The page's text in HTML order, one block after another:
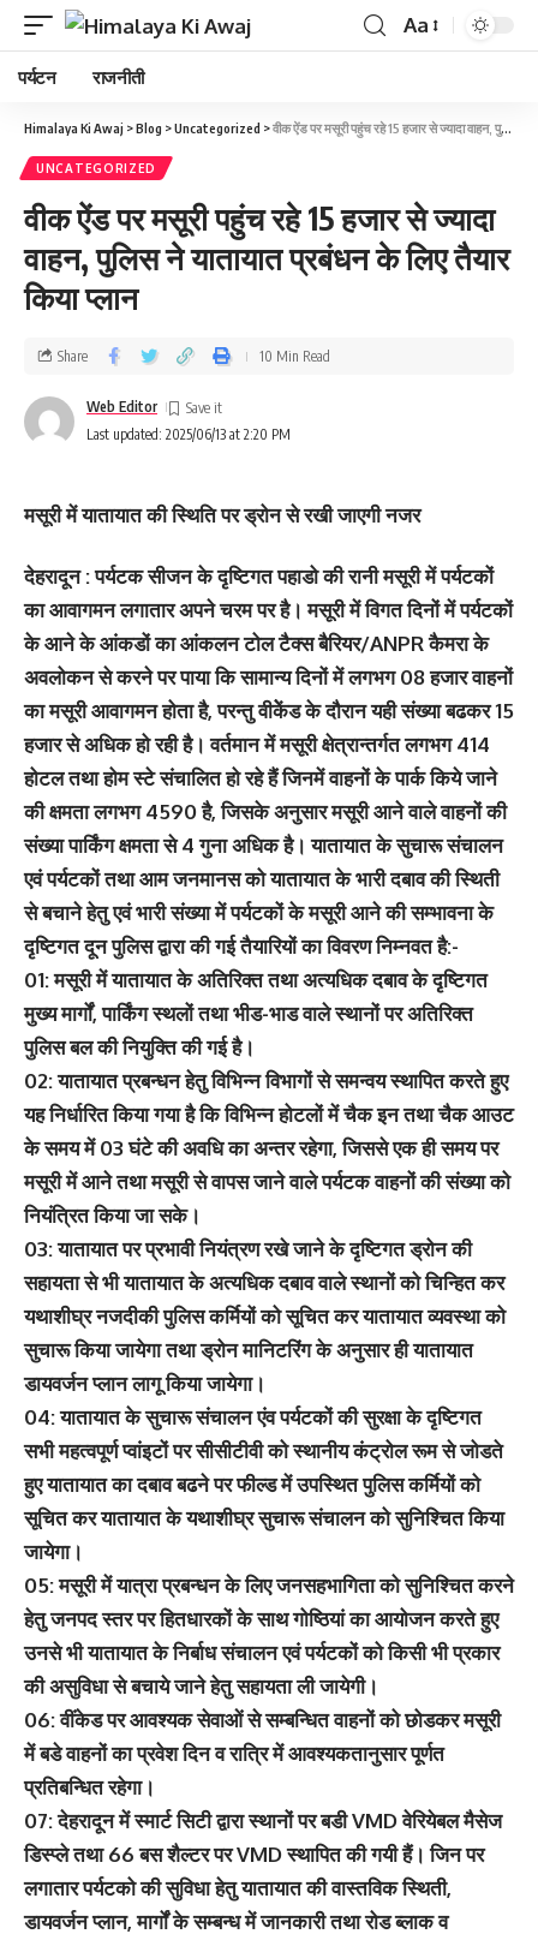
Aa
पर्यटन राजनीती
Himalaya Ki Awaj >Blog >Uncategorized >वीक ऐंड पर मसूरी प‍हुंच रहे 15 हजार से ज्‍यादा वाहन, पुलिस ने यातायात प्रबंधन के लिए तैयार किया प्‍लान
UNCATEGORIZED
वीक ऐंड पर मसूरी प‍हुंच रहे 15 हजार से ज्‍यादा
वाहन, पुलिस ने यातायात प्रबंधन के लिए तैयार
किया प्‍लान
Last updated: 2025/06/13 at 2:20 PM
Web Editor
Share 10 Min Read
मसूरी में यातायात की स्थिति पर ड्रोन से रखी जाएगी नजर
देहरादून : पर्यटक सीजन के दृष्टिगत पहाडो की रानी मसूरी में पर्यटकों
का आवागमन लगातार अपने चरम पर है। मसूरी में विगत दिनों में पर्यटकों
के आने के आंकडों का आंकलन टोल टैक्स बैरियर/ANPR कैमरा के
अवलोकन से करने पर पाया कि सामान्य दिनों में लगभग 08 हजार वाहनों
का मसूरी आवागमन होता है, परन्तु वीकेेंड के दौरान यही संख्या बढकर 15
हजार से अधिक हो रही है। वर्तमान में मसूरी क्षेत्रान्तर्गत लगभग 414
होटल तथा होम स्टे संचालित हो रहे हैं जिनमें वाहनों के पार्क किये जाने
की क्षमता लगभग 4590 है, जिसके अनुसार मसूरी आने वाले वाहनों की
संख्या पार्किंग क्षमता से 4 गुना अधिक है। यातायात के सुचारू संचालन
एवं पर्यटकों तथा आम जनमानस को यातायात के भारी दबाव की स्थिती
से बचाने हेतु एवं भारी संख्या में पर्यटकों के मसूरी आने की सम्भावना के
दृष्टिगत दून पुलिस द्वारा की गई तैयारियों का विवरण निम्नवत है:-
01: मसूरी में यातायात के अतिरिक्त तथा अत्यधिक दबाव के दृष्टिगत
मुख्य मार्गों, पार्किंग स्थलों तथा भीड-भाड वाले स्थानों पर अतिरिक्त
पुलिस बल की नियुक्ति की गई है।
02: यातायात प्रबन्धन हेतु विभिन्न विभागों से समन्वय स्थापित करते हुए
यह निर्धारित किया गया है कि विभिन्न होटलों में चैक इन तथा चैक आउट
के समय में 03 घंटे की अवधि का अन्तर रहेगा, जिससे एक ही समय पर
मसूरी में आने तथा मसूरी से वापस जाने वाले पर्यटक वाहनों की संख्या को
नियंत्रित किया जा सके।
03: यातायात पर प्रभावी नियंत्रण रखे जाने के दृष्टिगत ड्रोन की
सहायता से भी यातायात के अत्यधिक दबाव वाले स्थानों को चिन्हित कर
यथाशीघ्र नजदीकी पुलिस कर्मियों को सूचित कर यातायात व्यवस्था को
सुचारू किया जायेगा तथा ड्रोन मानिटरिंग के अनुसार ही यातायात
डायवर्जन प्लान लागू किया जायेगा।
04: यातायात के सुचारू संचालन एंव पर्यटकों की सुरक्षा के दृष्टिगत
सभी महत्वपूर्ण प्वांइटों पर सीसीटीवी को स्थानीय कंट्रोल रूम से जोडते
हुए यातायात का दबाव बढने पर फील्ड में उपस्थित पुलिस कर्मियों को
सूचित कर यातायात के यथाशीघ्र सुचारू संचालन को सुनिश्चित किया
जायेगा।
05: मसूरी में यात्रा प्रबन्धन के लिए जनसहभागिता को सुनिश्चित करने
हेतु जनपद स्तर पर हितधारकों के साथ गोष्ठियां का आयोजन करते हुए
उनसे भी यातायात के निर्बाध संचालन एवं पर्यटकों को किसी भी प्रकार
की असुविधा से बचाये जाने हेतु सहायता ली जायेगी।
06: वींकेड पर आवश्यक सेवाओं से सम्बन्धित वाहनों को छोडकर मसूरी
में बडे वाहनों का प्रवेश दिन व रात्रि में आवश्यकतानुसार पूर्णत
प्रतिबन्धित रहेगा।
07: देहरादून में स्मार्ट सिटी द्वारा स्थानों पर बडी VMD वेरियेबल मैसेज
डिस्प्ले तथा 66 बस शैल्टर पर VMD स्थापित की गयी हैं। जिन पर
लगातार पर्यटको की सुविधा हेतु यातायात की वास्तविक स्थिती,
डायवर्जन प्लान, मार्गों के सम्बन्ध में जानकारी तथा रोड ब्लाक व